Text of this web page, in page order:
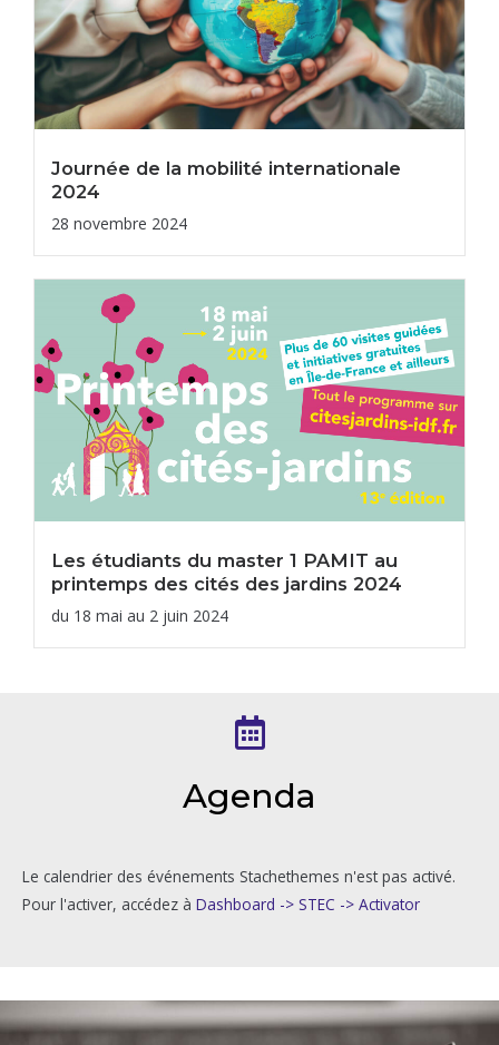
Journée de la mobilité internationale
2024
28 novembre 2024
Les étudiants du master 1 PAMIT au
printemps des cités des jardins 2024
du 18 mai au 2 juin 2024
Agenda
Le calendrier des événements Stachethemes n'est pas activé.
Pour l'activer, accédez à Dashboard -> STEC -> Activator